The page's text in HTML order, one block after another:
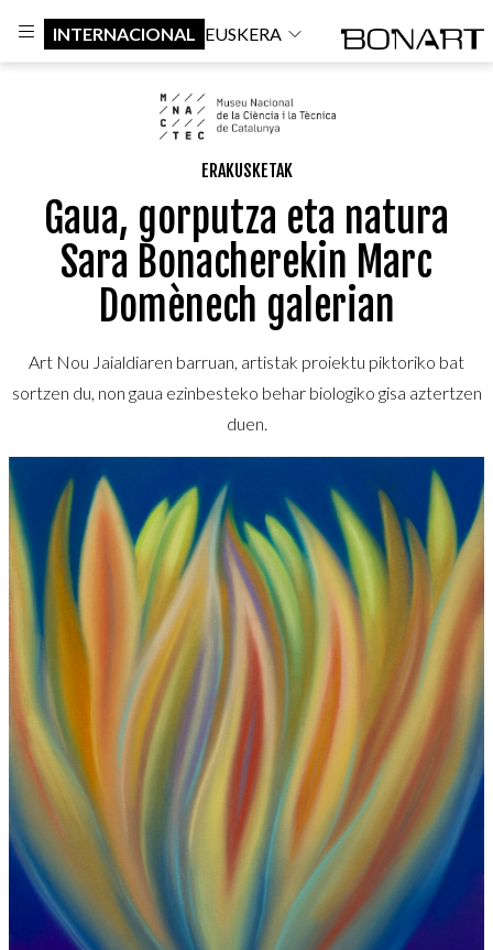
INTERNACIONAL EUSKERA
ERAKUSKETAK
Gaua, gorputza eta natura
Sara Bonacherekin Marc
Domènech galerian
Art Nou Jaialdiaren barruan, artistak proiektu piktoriko bat
sortzen du, non gaua ezinbesteko behar biologiko gisa aztertzen
duen.